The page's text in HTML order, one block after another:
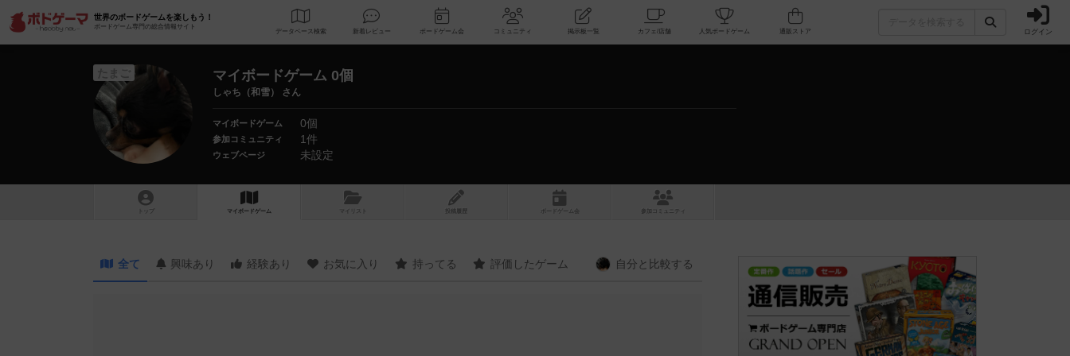
世界のボードゲームを楽しもう！
ボードゲーム専門の総合情報サイト
データベース 検索 新着レビュー ボードゲーム会 コミュニティ 掲示板一覧 カフェ/店舗 人気ボードゲーム ログイン
たまご マイボードゲーム 0個
しゃち（和雪） さん
マイボードゲーム 0個
参加コミュニティ 1件
ウェブページ 未設定
トップ マイボードゲーム マイリスト 投稿履歴 ボ ドゲ ーム コミュニティ
全て 興味あり 経験あり お気に入り 持ってる 評価したゲーム 自分と 比較する